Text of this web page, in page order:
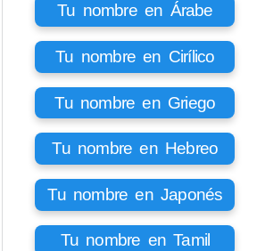
Tu nombre en Árabe
Tu nombre en Cirílico
Tu nombre en Griego
Tu nombre en Hebreo
Tu nombre en Japonés
Tu nombre en Tamil